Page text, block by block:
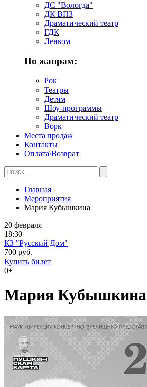
ДС "Вологда"
ДК ВПЗ
Драматический театр
ГДК
Ленком
По жанрам:
Рок
Театры
Детям
Шоу-программы
Драматический театр
Ворк
Места продаж
Контакты
Оплата\Возврат
Главная
Мероприятия
Мария Кубышкина
20 февраля
18:30
КЗ "Русский Дом"
700 руб.
Купить билет
0+
Мария Кубышкина